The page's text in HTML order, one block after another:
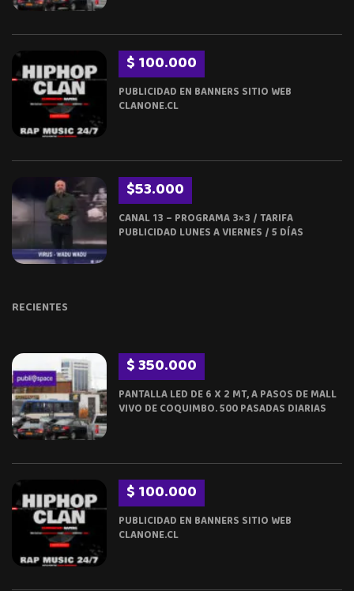
$ 100.000
PUBLICIDAD EN BANNERS SITIO WEB
CLANONE.CL
$53.000
CANAL 13 – PROGRAMA 3×3 / TARIFA
PUBLICIDAD LUNES A VIERNES / 5 DÍAS
RECIENTES
$ 350.000
PANTALLA LED DE 6 X 2 MT, A PASOS DE MALL
VIVO DE COQUIMBO. 500 PASADAS DIARIAS
$ 100.000
PUBLICIDAD EN BANNERS SITIO WEB
CLANONE.CL